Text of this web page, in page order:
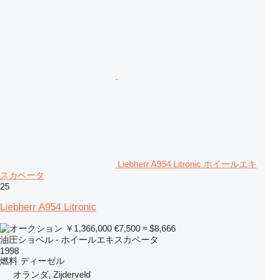
Liebherr A954 Litronic ホイールエキ
スカベータ
25
Liebherr A954 Litronic
￥1,366,000 €7,500 ≈ $8,666
油圧ショベル - ホイールエキスカベータ
1998
燃料 ディーゼル
オランダ, Zijderveld